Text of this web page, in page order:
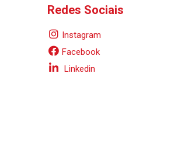
Redes Sociais
Instagram
Facebook
Linkedin